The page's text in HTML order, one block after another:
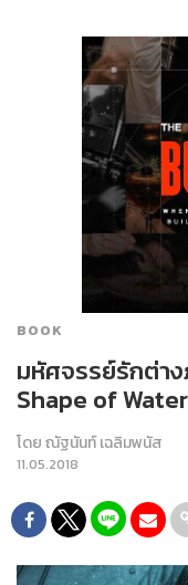
BOOK
มหัศจรรย์รักต่า
Shape of
โดยณัฐนันท์ เฉลิมพนัส
11.05.2018